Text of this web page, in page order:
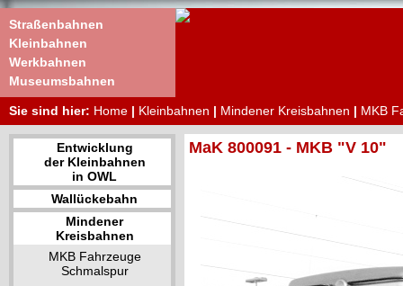
Straßenbahnen
Kleinbahnen
Werkbahnen
Museumsbahnen
Sie sind hier: Home | Kleinbahnen | Mindener Kreisbahnen | MKB
Entwicklung
der Kleinbahnen
in OWL
Wallückebahn
Mindener
Kreisbahnen
MKB Fahrzeuge
Schmalspur
MaK 800091 - MKB "V 10"